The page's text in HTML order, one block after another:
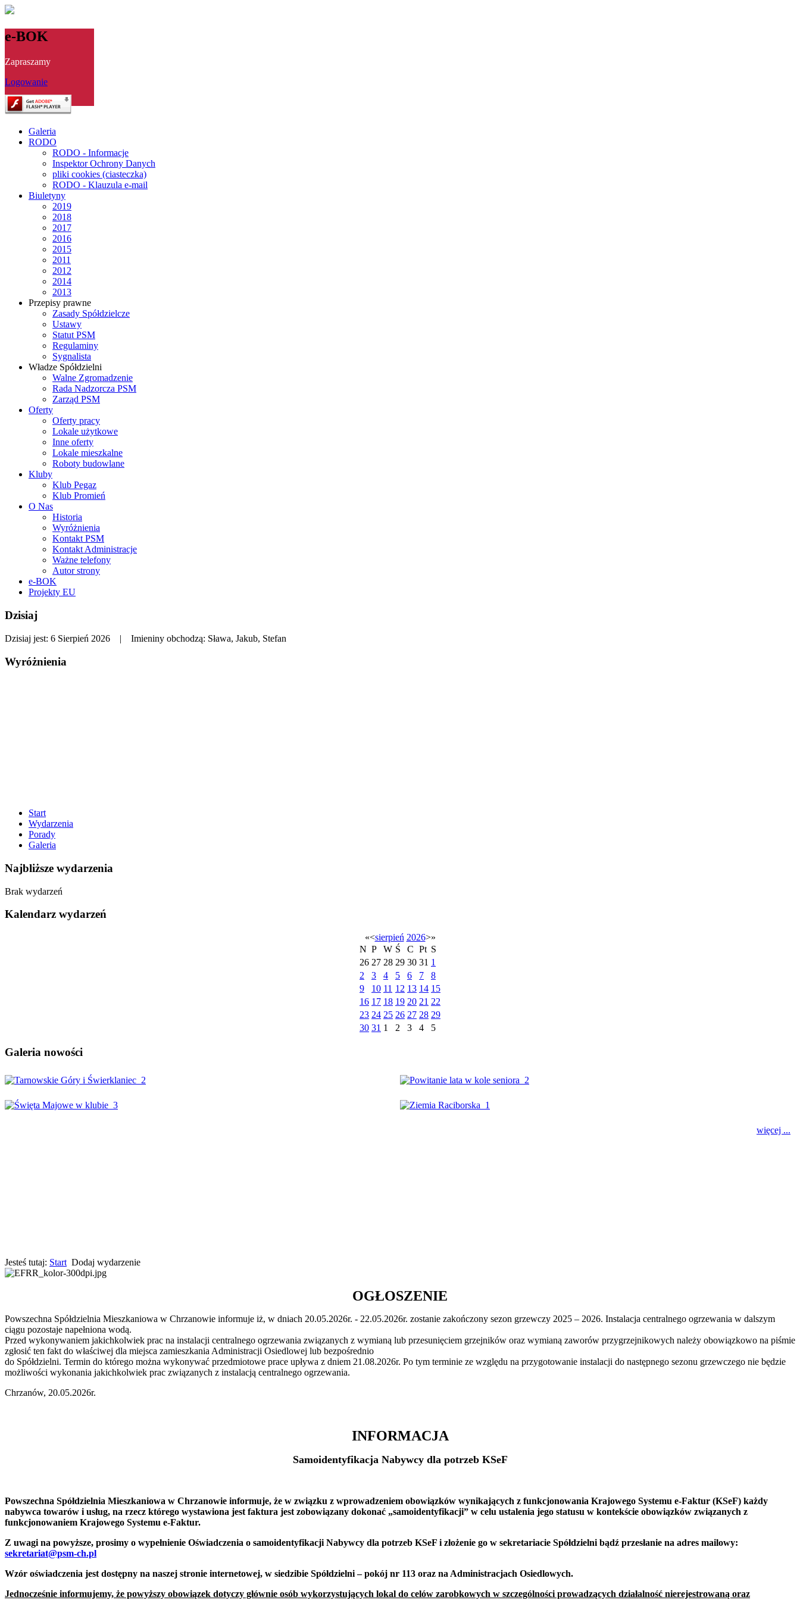
e-BOK
Zapraszamy
Logowanie
Galeria
RODO
RODO - Informacje
Inspektor Ochrony Danych
pliki cookies (ciasteczka)
RODO - Klauzula e-mail
Biuletyny
2019
2018
2017
2016
2015
2011
2012
2014
2013
Przepisy prawne
Zasady Spółdzielcze
Ustawy
Statut PSM
Regulaminy
Sygnalista
Władze Spółdzielni
Walne Zgromadzenie
Rada Nadzorcza PSM
Zarząd PSM
Oferty
Oferty pracy
Lokale użytkowe
Inne oferty
Lokale mieszkalne
Roboty budowlane
Kluby
Klub Pegaz
Klub Promień
O Nas
Historia
Wyróżnienia
Kontakt PSM
Kontakt Administracje
Ważne telefony
Autor strony
e-BOK
Projekty EU
Dzisiaj
Dzisiaj jest: 6 Sierpień 2026 | Imieniny obchodzą: Sława, Jakub, Stefan
Wyróżnienia
Start
Wydarzenia
Porady
Galeria
Najbliższe wydarzenia
Brak wydarzeń
Kalendarz wydarzeń
«<sierpień 2026>»
N P W Ś C Pt S
26 27 28 29 30 31 1
2
3 4 5 6 7
8
9
10 11 12 13 14 15
16 17 18 19 20 21 22
23 24 25 26 27 28 29
30 31 1 2 3 4 5
Galeria nowości
więcej ...
Jesteś tutaj: Start Dodaj wydarzenie
OGŁOSZENIE
Powszechna Spółdzielnia Mieszkaniowa w Chrzanowie informuje iż, w dniach 20.05.2026r. - 22.05.2026r. zostanie zakończony sezon grzewczy 2025 – 2026. Instalacja centralnego ogrzewania w dalszym
ciągu pozostaje napełniona wodą.
Przed wykonywaniem jakichkolwiek prac na instalacji centralnego ogrzewania związanych z wymianą lub przesunięciem grzejników oraz wymianą zaworów przygrzejnikowych należy obowiązkowo na piśmie
zgłosić ten fakt do właściwej dla miejsca zamieszkania Administracji Osiedlowej lub bezpośrednio
do Spółdzielni. Termin do którego można wykonywać przedmiotowe prace upływa z dniem 21.08.2026r. Po tym terminie ze względu na przygotowanie instalacji do następnego sezonu grzewczego nie będzie
możliwości wykonania jakichkolwiek prac związanych z instalacją centralnego ogrzewania.
Chrzanów, 20.05.2026r.
INFORMACJA
Samoidentyfikacja Nabywcy dla potrzeb KSeF
Powszechna Spółdzielnia Mieszkaniowa w Chrzanowie informuje, że w związku z wprowadzeniem obowiązków wynikających z funkcjonowania Krajowego Systemu e-Faktur (KSeF) każdy
nabywca towarów i usług, na rzecz którego wystawiona jest faktura jest zobowiązany dokonać „samoidentyfikacji” w celu ustalenia jego statusu w kontekście obowiązków związanych z
funkcjonowaniem Krajowego Systemu e-Faktur.
Z uwagi na powyższe, prosimy o wypełnienie Oświadczenia o samoidentyfikacji Nabywcy dla potrzeb KSeF i złożenie go w sekretariacie Spółdzielni bądź przesłanie na adres mailowy:
sekretariat@psm-ch.pl
Wzór oświadczenia jest dostępny na naszej stronie internetowej, w siedzibie Spółdzielni – pokój nr 113 oraz na Administracjach Osiedlowych.
Jednocześnie informujemy, że powyższy obowiązek dotyczy głównie osób wykorzystujących lokal do celów zarobkowych w szczególności prowadzących działalność nierejestrowaną oraz